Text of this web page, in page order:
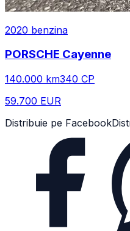
2020 benzina
PORSCHE Cayenne
140.000 km340 CP
59.700 EUR
Distribuie pe Facebook